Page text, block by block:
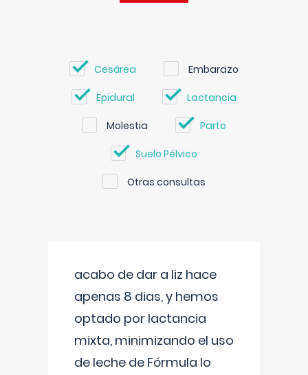
Cesárea Embarazo
Epidural Lactancia
Molestia Parto
Suelo Pélvico
Otras consultas
acabo de dar a liz hace
apenas 8 dias, y hemos
optado por lactancia
mixta, minimizando el uso
de leche de Fórmula lo